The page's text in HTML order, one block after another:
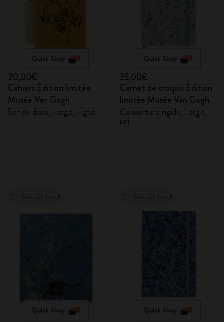
Quick Shop
20,00€
Cahiers Édition limitée
Musée Van Gogh
Set de deux, Large, Ligné
Quick Shop
35,00€
Carnet de croquis Édition
limitée Musée Van Gogh
Couverture rigide, Large,
uni
Quick Shop Quick Shop